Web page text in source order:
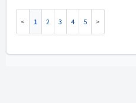
1 2 3 4 5